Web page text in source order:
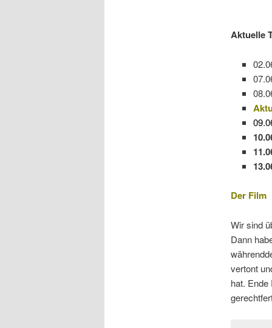
Aktuelle
Der Film
Wir sind
Dann
vertont
hat.